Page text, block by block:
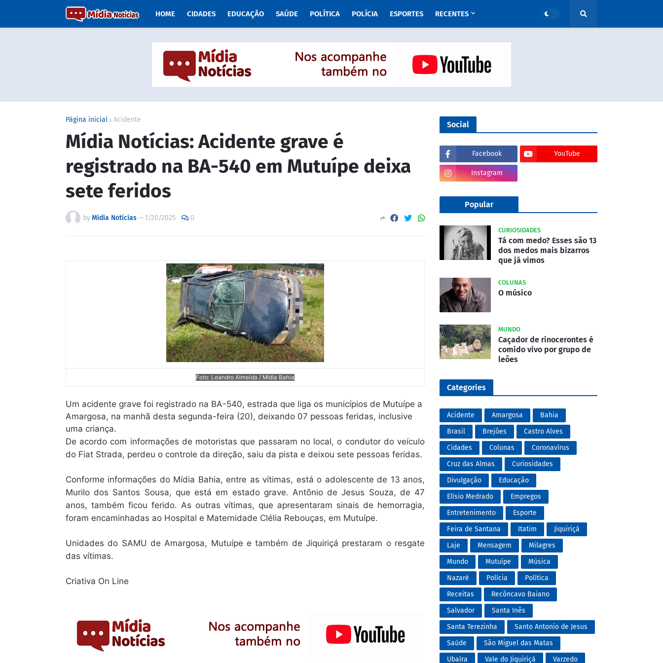
HOME CIDADES EDUCAÇÃO SAÚDE POLÍTICA POLÍCIA ESPORTES RECENTES
Página inicial Acidente
Mídia Notícias: Acidente grave é
registrado na BA-540 em Mutuípe deixa
sete feridos
byMídia Notícias— 1/20/2025 0
Foto: Leandro Almeida / Mídia Bahia
Um acidente grave foi registrado na BA-540, estrada que liga os municípios de Mutuípe a
Amargosa, na manhã desta segunda-feira (20), deixando 07 pessoas feridas, inclusive
uma criança.
De acordo com informações de motoristas que passaram no local, o condutor do veículo
do Fiat Strada, perdeu o controle da direção, saiu da pista e deixou sete pessoas feridas.
Conforme informações do Mídia Bahia, entre as vítimas, está o adolescente de 13 anos,
Murilo dos Santos Sousa, que está em estado grave. Antõnio de Jesus Souza, de 47
anos, também ficou ferido. As outras vítimas, que apresentaram sinais de hemorragia,
foram encaminhadas ao Hospital e Maternidade Clélia Rebouças, em Mutuípe.
Unidades do SAMU de Amargosa, Mutuípe e também de Jiquiriçá prestaram o resgate
das vítimas.
Criativa On Line
Social
Facebook YouTube
Instagram
Popular
CURIOSIDADES
Tá com medo? Esses são 13
dos medos mais bizarros
que já vimos
COLUNAS
O músico
MUNDO
Caçador de rinocerontes é
comido vivo por grupo de
leões
Categories
Acidente Amargosa
Bahia
Brasil
Brejões
Castro Alves
Cidades
Colunas
Coronavírus
Cruz das Almas
Curiosidades
Divulgação
Educação
Elísio Medrado
Empregos
Entretenimento
Esporte
Feira de Santana
Itatim
Jiquiriçá
Laje
Mensagem
Milagres
Mundo
Mutuípe
Música
Nazaré
Polícia
Política
Receitas
Recôncavo Baiano
Salvador
Santa Inês
Santa Terezinha
Santo Antonio de Jesus
Saúde
São Miguel das Matas
Ubaíra
Vale do Jiquiriçá Varzedo